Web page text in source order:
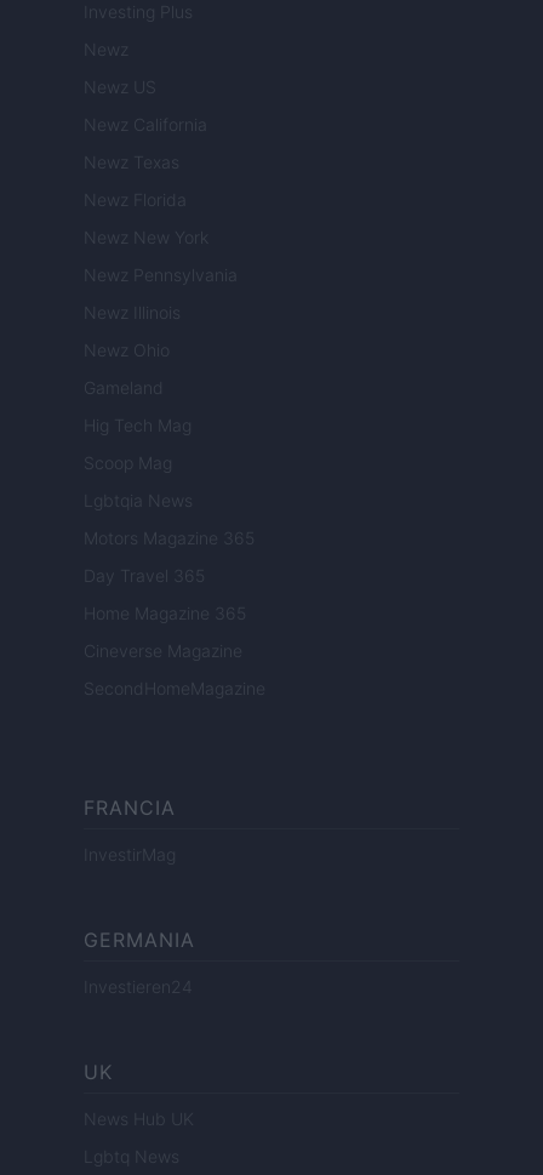
Investing Plus
Newz
Newz US
Newz California
Newz Texas
Newz Florida
Newz New York
Newz Pennsylvania
Newz Illinois
Newz Ohio
Gameland
Hig Tech Mag
Scoop Mag
Lgbtqia News
Motors Magazine 365
Day Travel 365
Home Magazine 365
Cineverse Magazine
SecondHomeMagazine
FRANCIA
InvestirMag
GERMANIA
Investieren24
UK
News Hub UK
Lgbtq News